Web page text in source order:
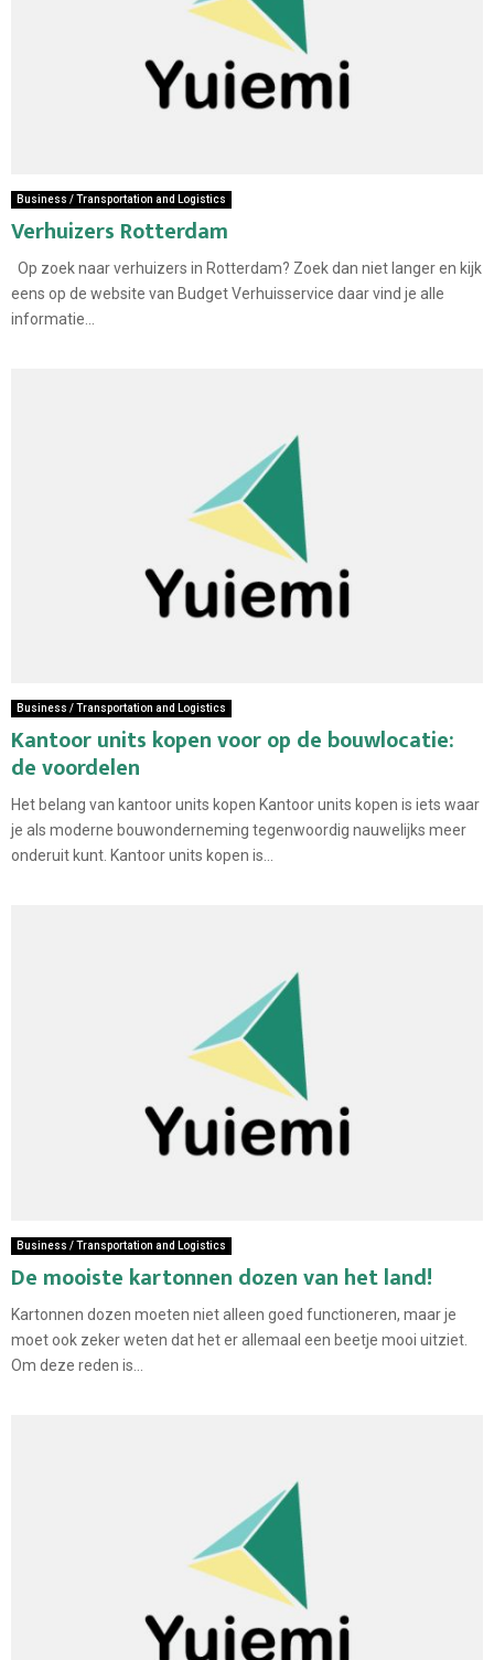
Business / Transportation and Logistics
Verhuizers Rotterdam
Op zoek naar verhuizers in Rotterdam? Zoek dan niet langer en kijk
eens op de website van Budget Verhuisservice daar vind je alle
informatie...
Business / Transportation and Logistics
Kantoor units kopen voor op de bouwlocatie:
de voordelen
Het belang van kantoor units kopen Kantoor units kopen is iets waar
je als moderne bouwonderneming tegenwoordig nauwelijks meer
onderuit kunt. Kantoor units kopen is...
Business / Transportation and Logistics
De mooiste kartonnen dozen van het land!
Kartonnen dozen moeten niet alleen goed functioneren, maar je
moet ook zeker weten dat het er allemaal een beetje mooi uitziet.
Om deze reden is...